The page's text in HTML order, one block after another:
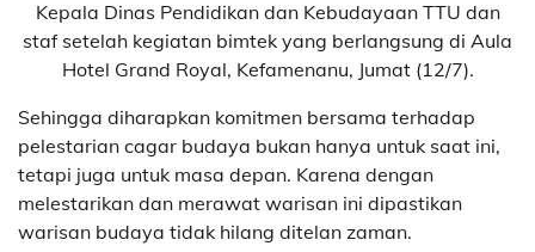
Kepala Dinas Pendidikan dan Kebudayaan TTU dan
staf setelah kegiatan bimtek yang berlangsung di Aula
Hotel Grand Royal, Kefamenanu, Jumat (12/7).
Sehingga diharapkan komitmen bersama terhadap
pelestarian cagar budaya bukan hanya untuk saat ini,
tetapi juga untuk masa depan. Karena dengan
melestarikan dan merawat warisan ini dipastikan
warisan budaya tidak hilang ditelan zaman.